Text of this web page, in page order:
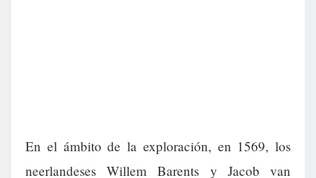
En el ámbito de la exploración, en 1569, los
neerlandeses Willem Barents y Jacob van